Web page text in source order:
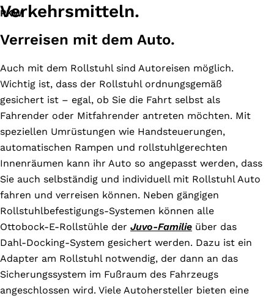
Verkehrsmitteln.
PKW
Verreisen mit dem Auto.
Auch mit dem Rollstuhl sind Autoreisen möglich.
Wichtig ist, dass der Rollstuhl ordnungsgemäß
gesichert ist – egal, ob Sie die Fahrt selbst als
Fahrender oder Mitfahrender antreten möchten. Mit
speziellen Umrüstungen wie Handsteuerungen,
automatischen Rampen und rollstuhlgerechten
Innenräumen kann ihr Auto so angepasst werden, dass
Sie auch selbständig und individuell mit Rollstuhl Auto
fahren und verreisen können. Neben gängigen
Rollstuhlbefestigungs-Systemen können alle
Ottobock-E-Rollstühle der Juvo-Familie über das
Dahl-Docking-System gesichert werden. Dazu ist ein
Adapter am Rollstuhl notwendig, der dann an das
Sicherungssystem im Fußraum des Fahrzeugs
angeschlossen wird. Viele Autohersteller bieten eine